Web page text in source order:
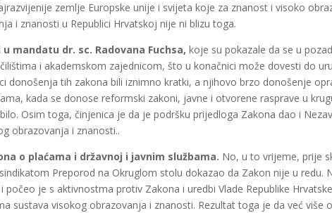
zemlje Europske unije i svijeta koje za znanost i visoko
i znanosti u Republici Hrvatskoj nije ni blizu toga.
mandatu dr. sc. Radovana Fuchsa, koje su pokazale da se u
i akademskom zajednicom, što u konačnici može dovesti do
donošenja tih zakona bili iznimno kratki, a njihovo brzo donošenje
kada se donose reformski zakoni, javne i otvorene rasprave u
Osim toga, činjenica je da je podršku prijedloga Zakona dao i
obrazovanja i znanosti..
o plaćama i državnoj i javnim službama. No, u to vrijeme, prije
Preporod na Okruglom stolu dokazao da Zakon nije u redu.
je s aktivnostma protiv Zakona i uredbi Vlade Republike
sustava visokog obrazovanja i znanosti. Rezultat toga je da već više